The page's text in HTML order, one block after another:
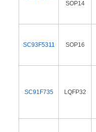
SOP14
SC93F5311 SOP16
SC91F735 LQFP32